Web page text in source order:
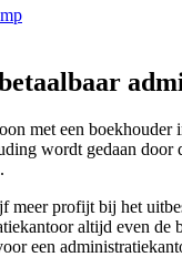
met een boekhouder
wordt gedaan door
meer profijt bij het
altijd even
een